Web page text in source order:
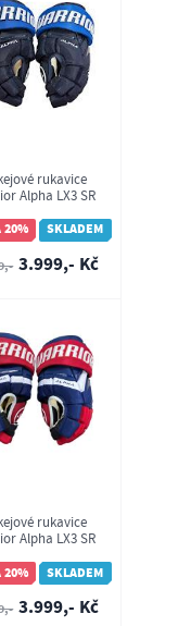
rukavice
Alpha LX3 SR
20%
SKLADEM
3.999,- Kč
rukavice
Alpha LX3 SR
20%
SKLADEM
3.999,- Kč